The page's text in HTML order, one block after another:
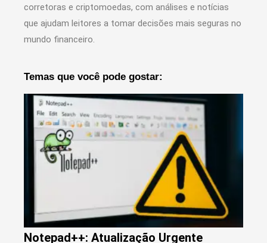
corretoras e criptomoedas, com análises e notícias
que ajudam leitores a tomar decisões mais seguras no
mundo financeiro.
Temas que você pode gostar:
Notepad++: Atualização Urgente